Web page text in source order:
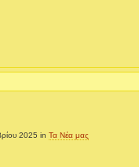
2025 in Τα Νέα μας